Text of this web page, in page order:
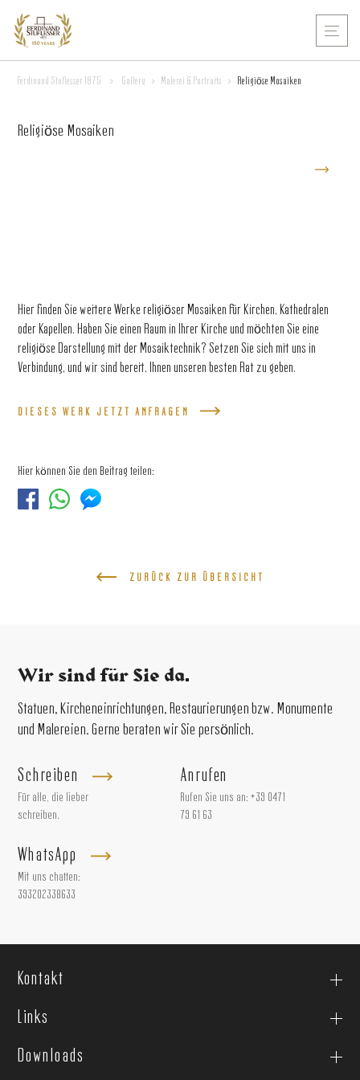
Ferdinand Stuflesser 1875 > Gallery > Malerei & Portraits > Religiöse Mosaiken
Religiöse Mosaiken
Hier finden Sie weitere Werke religiöser Mosaiken für Kirchen, Kathedralen
oder Kapellen. Haben Sie einen Raum in Ihrer Kirche und möchten Sie eine
religiöse Darstellung mit der Mosaiktechnik? Setzen Sie sich mit uns in
Verbindung, und wir sind bereit, Ihnen unseren besten Rat zu geben.
DIESES WERK JETZT ANFRAGEN
Hier können Sie den Beitrag teilen:
ZURÜCK ZUR ÜBERSICHT
Wir sind für Sie da.
Statuen, Kircheneinrichtungen, Restaurierungen bzw. Monumente
und Malereien. Gerne beraten wir Sie persönlich.
Schreiben
Für alle, die lieber
schreiben.
Anrufen
Rufen Sie uns an: +39 0471
79 61 63
WhatsApp
Mit uns chatten:
393202338633
Kontakt
Links
Downloads